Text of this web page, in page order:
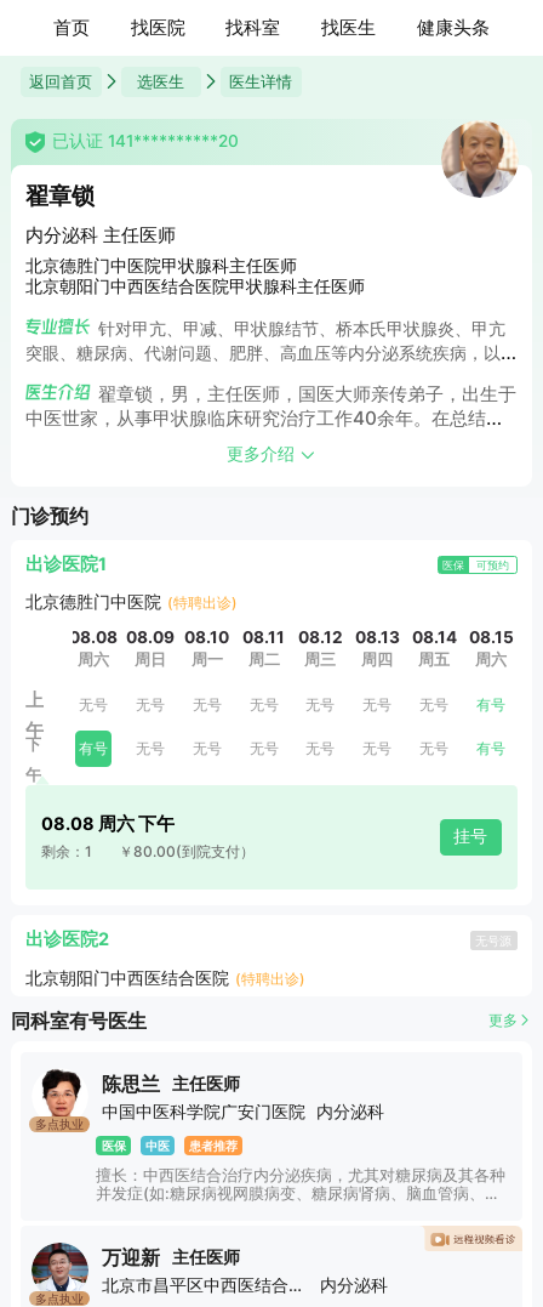
首页 找医院 找科室 找医生 健康头条
返回首页 选医生 医生详情
已认证 141**********20
翟章锁
内分泌科 主任医师
北京德胜门中医院甲状腺科主任医师
北京朝阳门中西医结合医院甲状腺科主任医师
针对甲亢、甲减、甲状腺结节、桥本氏甲状腺炎、甲亢
突眼、糖尿病、代谢问题、肥胖、高血压等内分泌系统疾病，以
胃、心脑血管疾病、头晕眩晕、失眠、焦虑、男性、妇科炎症及
痛经、月经紊乱相关疾病均有独特的治疗方法，得到广大患者的
翟章锁，男，主任医师，国医大师亲传弟子，出生于
中医世家，从事甲状腺临床研究治疗工作40余年。在总结传
统方法治疗甲状腺疾病反复发作的基础上，结合自身多年临床
经验与扎实的中医学理论，有效治疗各类甲状腺疾病。曾多次
德医风，及精湛的艺术，赢得了广大患者及家属的认可和赞
更多介绍
门诊预约
出诊医院1 医保 可预约
北京德胜门中医院 (特聘出诊)
上
午
下
午
08.08
周六
无号
有号
08.09
周日
无号
无号
08.10
周一
无号
无号
08.11
周二
无号
无号
08.12
周三
无号
无号
08.13
周四
无号
无号
08.14
周五
无号
无号
08.15
周六
有号
有号
08.08 周六 下午
剩余：1 ￥80.00(到院支付）
挂号
出诊医院2 无号源
北京朝阳门中西医结合医院 (特聘出诊)
同科室有号医生 更多
多点执业
陈思兰
主任医师
中国中医科学院广安门医院
内分泌科
医保 中医 患者推荐
擅长：中西医结合治疗内分泌疾病，尤其对糖尿病及其各种
并发症(如:糖尿病视网膜病变、糖尿病肾病、脑血管病、周
(如:甲状腺功能亢进、甲状腺功能减低、亚急性甲状腺炎、
桥本甲状腺炎、甲状腺结节、甲状腺癌术后、甲状腺危象等)
以及月经素乱、色素斑、痤疮的中医病理机制、证型客观指
标分析治则方药等方面的研究积累了丰富的临床与实践经
多点执业
万迎新
主任医师
北京市昌平区中西医结合医院
内分泌科